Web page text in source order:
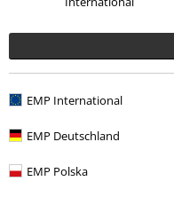
EMP International
EMP Deutschland
EMP Polska
Senast besökt